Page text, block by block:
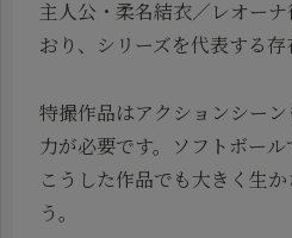
主人公・柔名結衣／レオー
おり、シリーズを代表する存
特撮作品はアクションシー
力が必要です。ソフトボール
こうした作品でも大きく生
う。